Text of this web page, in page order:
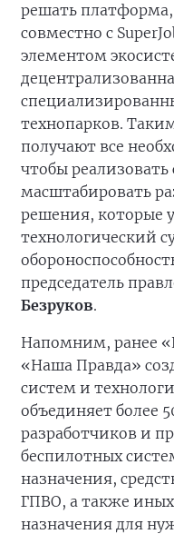
решать
совместно с
элементом
технопарков.
получают все
чтобы
масштабировать
решения, которые
технологический
председатель
Безруков.
Напомним, ранее
«Наша Правда»
систем и
объединяет более
разработчиков и
беспилотных
назначения,
ГПВО, а также
назначения для